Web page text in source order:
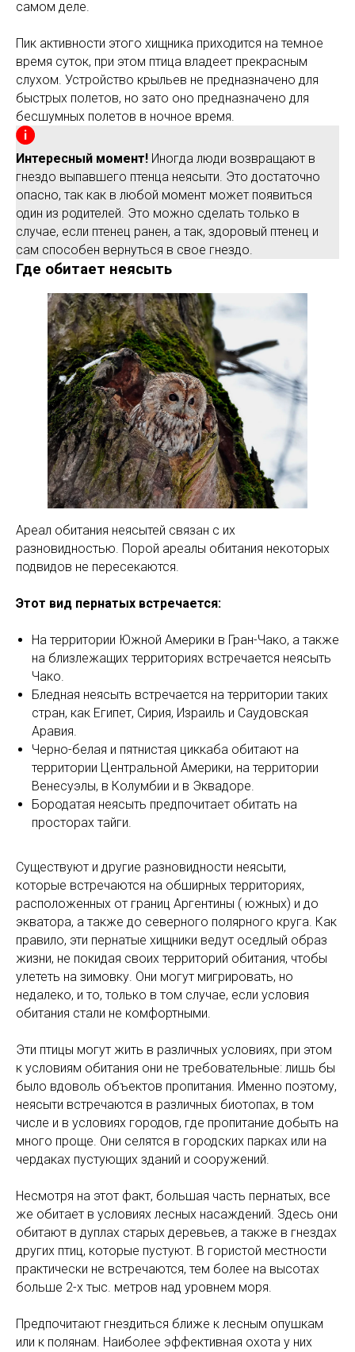
самом деле.
Пик активности этого хищника приходится на темное
время суток, при этом птица владеет прекрасным
слухом. Устройство крыльев не предназначено для
быстрых полетов, но зато оно предназначено для
бесшумных полетов в ночное время.
Интересный момент! Иногда люди возвращают в
гнездо выпавшего птенца неясыти. Это достаточно
опасно, так как в любой момент может появиться
один из родителей. Это можно сделать только в
случае, если птенец ранен, а так, здоровый птенец и
сам способен вернуться в свое гнездо.
Где обитает неясыть
Ареал обитания неясытей связан с их
разновидностью. Порой ареалы обитания некоторых
подвидов не пересекаются.
Этот вид пернатых встречается:
На территории Южной Америки в Гран-Чако, а также
на близлежащих территориях встречается неясыть
Чако.
Бледная неясыть встречается на территории таких
стран, как Египет, Сирия, Израиль и Саудовская
Аравия.
Черно-белая и пятнистая циккаба обитают на
территории Центральной Америки, на территории
Венесуэлы, в Колумбии и в Эквадоре.
Бородатая неясыть предпочитает обитать на
просторах тайги.
Существуют и другие разновидности неясыти,
которые встречаются на обширных территориях,
расположенных от границ Аргентины ( южных) и до
экватора, а также до северного полярного круга. Как
правило, эти пернатые хищники ведут оседлый образ
жизни, не покидая своих территорий обитания, чтобы
улететь на зимовку. Они могут мигрировать, но
недалеко, и то, только в том случае, если условия
обитания стали не комфортными.
Эти птицы могут жить в различных условиях, при этом
к условиям обитания они не требовательные: лишь бы
было вдоволь объектов пропитания. Именно поэтому,
неясыти встречаются в различных биотопах, в том
числе и в условиях городов, где пропитание добыть на
много проще. Они селятся в городских парках или на
чердаках пустующих зданий и сооружений.
Несмотря на этот факт, большая часть пернатых, все
же обитает в условиях лесных насаждений. Здесь они
обитают в дуплах старых деревьев, а также в гнездах
других птиц, которые пустуют. В гористой местности
практически не встречаются, тем более на высотах
больше 2-х тыс. метров над уровнем моря.
Предпочитают гнездиться ближе к лесным опушкам
или к полянам. Наиболее эффективная охота у них